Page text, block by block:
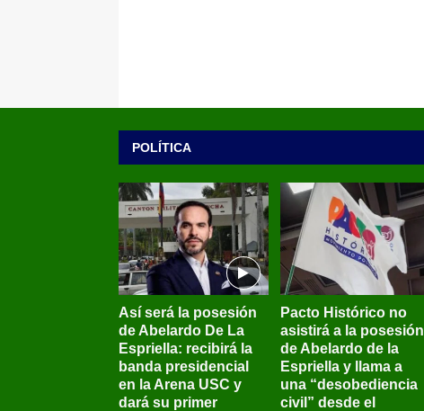
POLÍTICA
Así será la posesión
de Abelardo De La
Espriella: recibirá la
banda presidencial
en la Arena USC y
dará su primer
Pacto Histórico no
asistirá a la posesión
de Abelardo de la
Espriella y llama a
una “desobediencia
civil” desde el